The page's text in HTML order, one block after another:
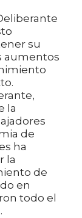
su
aumentos
la
de
ha
la
de
en
todo el